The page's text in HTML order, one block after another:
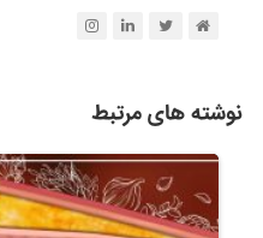
نوشته های مرتبط